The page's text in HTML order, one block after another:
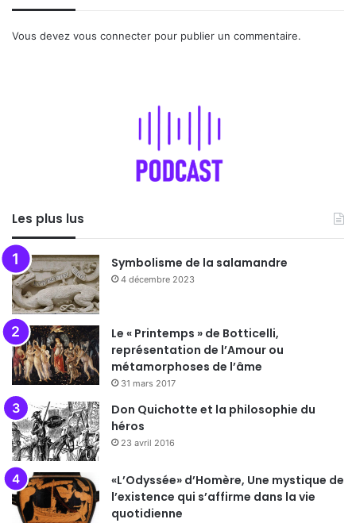
Vous devez vous connecter pour publier un commentaire.
Les plus lus
Symbolisme de la salamandre
4 décembre 2023
Le « Printemps » de Botticelli,
représentation de l’Amour ou
métamorphoses de l’âme
31 mars 2017
Don Quichotte et la philosophie du
héros
23 avril 2016
«L’Odyssée» d’Homère, Une mystique de
l’existence qui s’affirme dans la vie
quotidienne